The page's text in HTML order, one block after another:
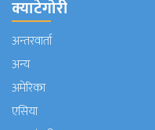
क्याटेगोरी
अन्तरवार्ता
अन्य
अमेरिका
एसिया